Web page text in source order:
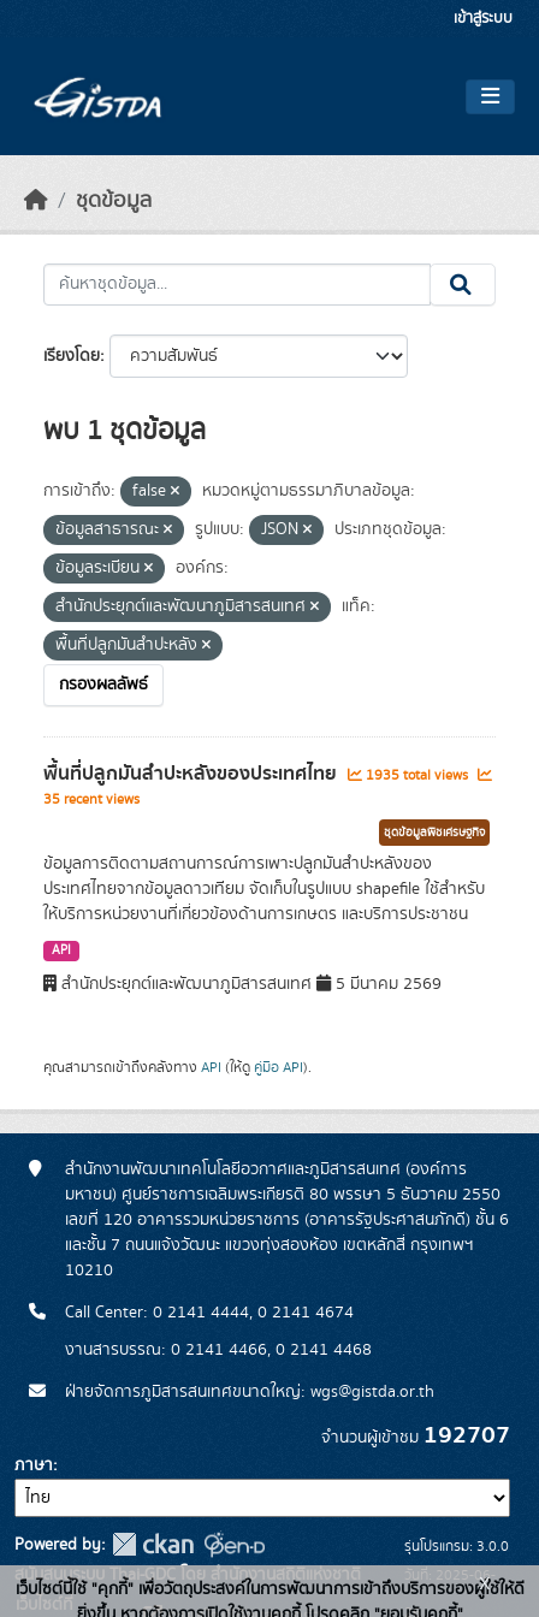
เข้าสู่ระบบ
ชุดข้อมูล
เรียงโดย
พบ 1 ชุดข้อมูล
การเข้าถึง: false
หมวดหมู่ตามธรรมาภิบาลข้อมูล:
ข้อมูลสาธารณะ
รูปแบบ: JSON
ประเภทชุดข้อมูล:
ข้อมูลระเบียน
องค์กร:
สำนักประยุกต์และพัฒนาภูมิสารสนเทศ
แท็ค:
พื้นที่ปลูกมันสำปะหลัง
กรองผลลัพธ์
พื้นที่ปลูกมันสำปะหลังของประเทศไทย
1935 total views
35 recent views
ชุดข้อมูลพืชเศรษฐกิจ
ข้อมูลการติดตามสถานการณ์การเพาะปลูกมันสำปะหลังของ
ประเทศไทยจากข้อมูลดาวเทียม จัดเก็บในรูปแบบ shapefile ใช้สำหรับ
ให้บริการหน่วยงานที่เกี่ยวข้องด้านการเกษตร และบริการประชาชน
API
สำนักประยุกต์และพัฒนาภูมิสารสนเทศ 5 มีนาคม 2569
คุณสามารถเข้าถึงคลังทาง API (ให้ดู คู่มือ API).
สำนักงานพัฒนาเทคโนโลยีอวกาศและภูมิสารสนเทศ (องค์การ
มหาชน) ศูนย์ราชการเฉลิมพระเกียรติ 80 พรรษา 5 ธันวาคม 2550
เลขที่ 120 อาคารรวมหน่วยราชการ (อาคารรัฐประศาสนภักดี) ชั้น 6
และชั้น 7 ถนนแจ้งวัฒนะ แขวงทุ่งสองห้อง เขตหลักสี่ กรุงเทพฯ
10210
Call Center: 0 2141 4444, 0 2141 4674
งานสารบรรณ: 0 2141 4466, 0 2141 4468
ฝ่ายจัดการภูมิสารสนเทศขนาดใหญ่: wgs@gistda.or.th
จำนวนผู้เข้าชม 192707
ภาษา
Powered by:
สนับสนุนระบบ Thai-GDC โดย สำนักงานสถิติแห่งชาติ
เว็บไซต์ที่
รุ่นโปรแกรม: 3.0.0
วันที่: 2025-06-
26
เว็บไซต์นี้ใช้ "คุกกี้" เพื่อวัตถุประสงค์ในการพัฒนาการเข้าถึงบริการของผู้ใช้ให้ดี
x